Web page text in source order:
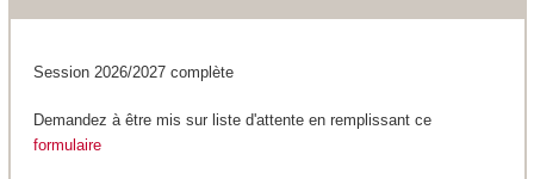
Session 2026/2027 complète
Demandez à être mis sur liste d'attente en remplissant ce
formulaire